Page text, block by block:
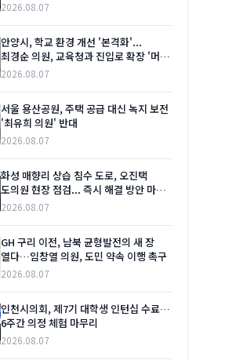
2026.08.07
안양시, 학교 환경 개선 '본격화'...
최경순 의원, 교육청과 진입로 확장 '머리
맞대'
2026.08.07
서울 용산공원, 주택 공급 대신 녹지 보전
'최유희 의원' 반대
2026.08.07
화성 매향리 상습 침수 도로, 오진택
도의원 현장 점검... 즉시 해결 방안 마련
촉구
2026.08.07
GH 구리 이전, 남북 균형발전의 새 장
열다…임창열 의원, 도민 약속 이행 촉구
2026.08.07
인천시의회, 제7기 대학생 인턴십 수료…
6주간 의정 체험 마무리
2026.08.07